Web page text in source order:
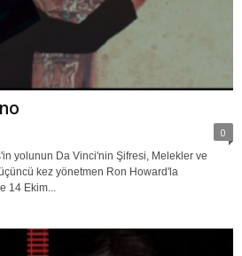
0
yolunun Da Vinci'nin Şifresi, Melekler ve
kez yönetmen Ron Howard'la
14 Ekim...